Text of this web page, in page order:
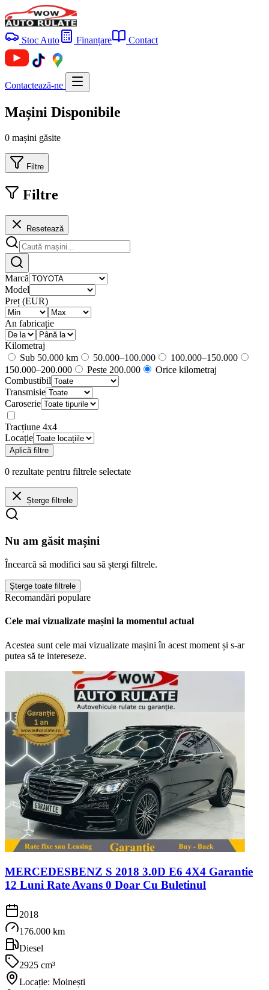
Stoc Auto Finanțare Contact
Contactează-ne
Mașini Disponibile
0 mașini găsite
Filtre
Filtre
Resetează
Marcă
Model
Preț (EUR)
An fabricație
Kilometraj
Sub 50.000 km
50.000–100.000
100.000–150.000
150.000–200.000
Peste 200.000
Orice kilometraj
Combustibil
Transmisie
Caroserie
Tracțiune 4x4
Locație
Aplică filtre
0 rezultate pentru filtrele selectate
Șterge filtrele
Nu am găsit mașini
Încearcă să modifici sau să ștergi filtrele.
Șterge toate filtrele
Recomandări populare
Cele mai vizualizate mașini la momentul actual
Acestea sunt cele mai vizualizate mașini în acest moment și s-ar
putea să te intereseze.
MERCEDESBENZ S 2018 3.0D E6 4X4 Garantie
12 Luni Rate Avans 0 Doar Cu Buletinul
2018
176.000 km
Diesel
2925 cm³
Locație: Moinești